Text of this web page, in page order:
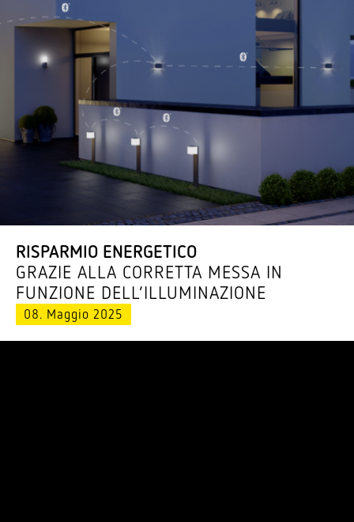
RISPARMIO ENERGETICO
GRAZIE ALLA CORRETTA MESSA IN
FUNZIONE DELL’ILLUMINAZIONE
08. Maggio 2025